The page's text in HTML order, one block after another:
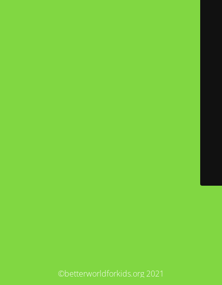
©betterworldforkids.org 2021